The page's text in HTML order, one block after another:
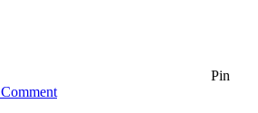
Pin
Comment